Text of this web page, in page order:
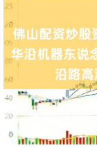
上证综指